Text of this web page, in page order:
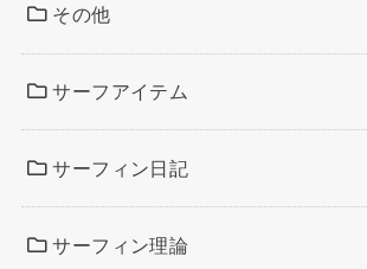
その他
サーフアイテム
サーフィン日記
サーフィン理論